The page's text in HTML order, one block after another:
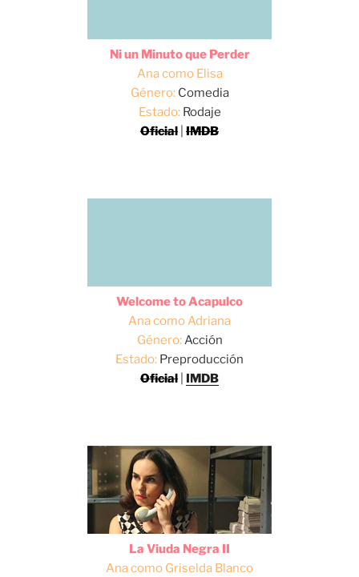
Ni un Minuto que Perder
Ana como Elisa
Género:Comedia
Estado:Rodaje
Oficial IMDB
Welcome to Acapulco
Ana como Adriana
Género:Acción
Estado: Preproducción
Oficial
IMDB
La Viuda Negra II
Ana como Griselda Blanco